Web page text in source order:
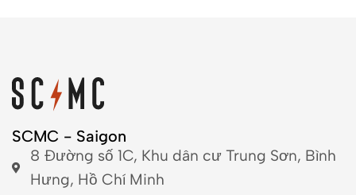
SCMC - Saigon
8 Đường số 1C, Khu dân cư Trung Sơn, Bình
Hưng, Hồ Chí Minh